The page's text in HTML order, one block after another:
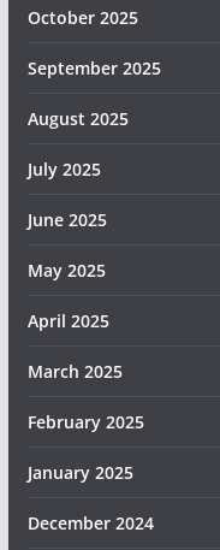
October 2025
September 2025
August 2025
July 2025
June 2025
May 2025
April 2025
March 2025
February 2025
January 2025
December 2024